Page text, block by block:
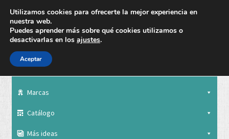
Marcas
Catálogo
Más ideas
Utilizamos cookies para ofrecerte la mejor experiencia en
nuestra web.
Puedes aprender más sobre qué cookies utilizamos o
desactivarlas en los ajustes.
Aceptar